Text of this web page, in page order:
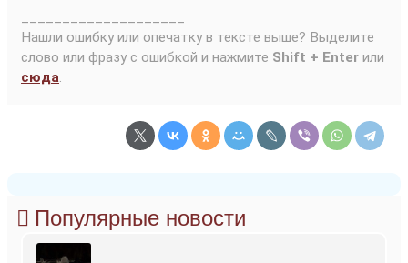
Нашли ошибку или опечатку в тексте выше? Выделите
слово или фразу с ошибкой и нажмите Shift + Enter или
сюда.
Популярные новости